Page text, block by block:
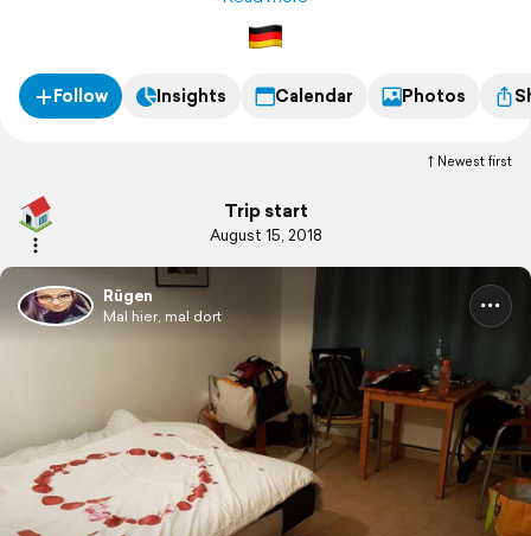
Follow Insights Calendar Photos
Newest first
Trip start
August 15, 2018
Rügen
Mal hier, mal dort